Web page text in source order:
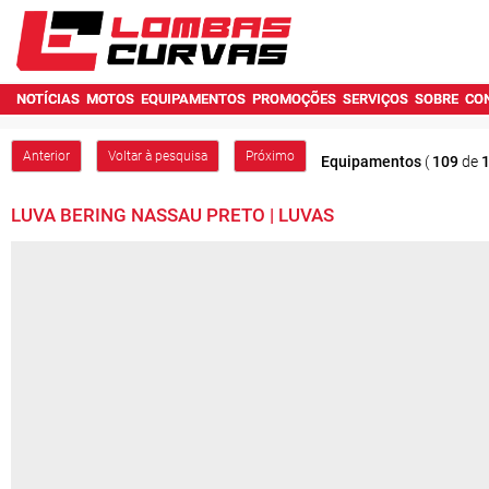
NOTÍCIAS MOTOS EQUIPAMENTOS PROMOÇÕES SERVIÇOS SOBRE
Anterior Voltar à pesquisa Próximo Equipamentos (109de
LUVA BERING NASSAU PRETO | LUVAS